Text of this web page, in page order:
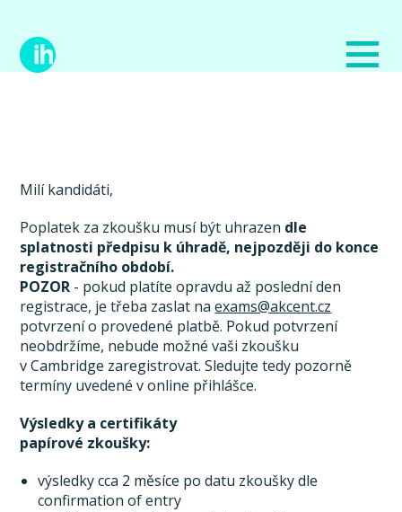
Milí kandidáti,
Poplatek za zkoušku musí být uhrazen dle
splatnosti předpisu k úhradě, nejpozději do konce
registračního období.
POZOR - pokud platíte opravdu až poslední den
registrace, je třeba zaslat naexams@akcent.cz
potvrzení o provedené platbě. Pokud potvrzení
neobdržíme, nebude možné vaši zkoušku
v Cambridge zaregistrovat. Sledujte tedy pozorně
termíny uvedené v online přihlášce.
Výsledky a certifikáty
papírové zkoušky:
výsledky cca 2 měsíce po datu zkoušky dle
confirmation of entry